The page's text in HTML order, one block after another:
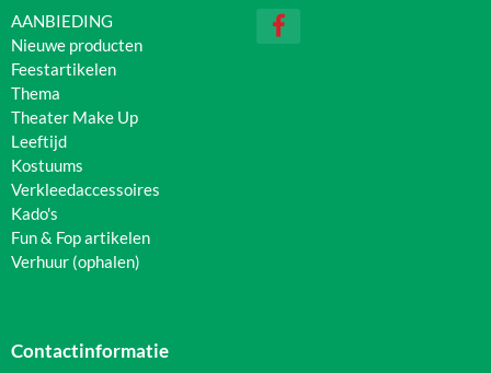
AANBIEDING
Nieuwe producten
Feestartikelen
Thema
Theater Make Up
Leeftijd
Kostuums
Verkleedaccessoires
Kado's
Fun & Fop artikelen
Verhuur (ophalen)
Contactinformatie